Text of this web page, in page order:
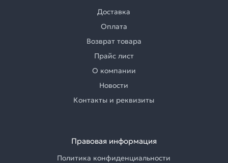
Доставка
Оплата
Возврат товара
Прайс лист
О компании
Новости
Контакты и реквизиты
Правовая информация
Политика конфиденциальности